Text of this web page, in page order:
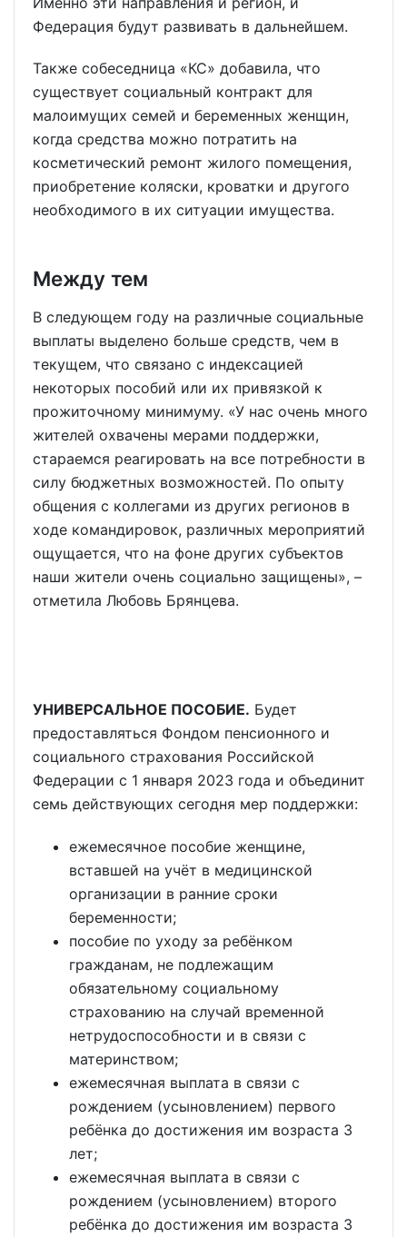
Федерация будут развивать в дальнейшем.
Также собеседница «КС» добавила, что
существует социальный контракт для
малоимущих семей и беременных женщин,
когда средства можно потратить на
косметический ремонт жилого помещения,
приобретение коляски, кроватки и другого
необходимого в их ситуации имущества.
Между тем
В следующем году на различные социальные
выплаты выделено больше средств, чем в
текущем, что связано с индексацией
некоторых пособий или их привязкой к
прожиточному минимуму. «У нас очень много
жителей охвачены мерами поддержки,
стараемся реагировать на все потребности в
силу бюджетных возможностей. По опыту
общения с коллегами из других регионов в
ходе командировок, различных мероприятий
ощущается, что на фоне других субъектов
наши жители очень социально защищены», –
отметила Любовь Брянцева.
УНИВЕРСАЛЬНОЕ ПОСОБИЕ. Будет
предоставляться Фондом пенсионного и
социального страхования Российской
Федерации с 1 января 2023 года и объединит
семь действующих сегодня мер поддержки:
ежемесячное пособие женщине,
вставшей на учёт в медицинской
организации в ранние сроки
беременности;
пособие по уходу за ребёнком
гражданам, не подлежащим
обязательному социальному
страхованию на случай временной
нетрудоспособности и в связи с
материнством;
ежемесячная выплата в связи с
рождением (усыновлением) первого
ребёнка до достижения им возраста 3
лет;
ежемесячная выплата в связи с
рождением (усыновлением) второго
ребёнка до достижения им возраста 3